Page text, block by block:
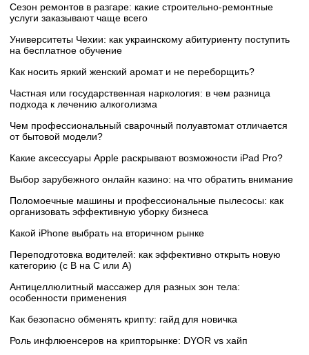
Сезон ремонтов в разгаре: какие строительно-ремонтные
услуги заказывают чаще всего
Университеты Чехии: как украинскому абитуриенту поступить
на бесплатное обучение
Как носить яркий женский аромат и не переборщить?
Частная или государственная наркология: в чем разница
подхода к лечению алкоголизма
Чем профессиональный сварочный полуавтомат отличается
от бытовой модели?
Какие аксессуары Apple раскрывают возможности iPad Pro?
Выбор зарубежного онлайн казино: на что обратить внимание
Поломоечные машины и профессиональные пылесосы: как
организовать эффективную уборку бизнеса
Какой iPhone выбрать на вторичном рынке
Переподготовка водителей: как эффективно открыть новую
категорию (с B на C или А)
Антицеллюлитный массажер для разных зон тела:
особенности применения
Как безопасно обменять крипту: гайд для новичка
Роль инфлюенсеров на крипторынке: DYOR vs хайп